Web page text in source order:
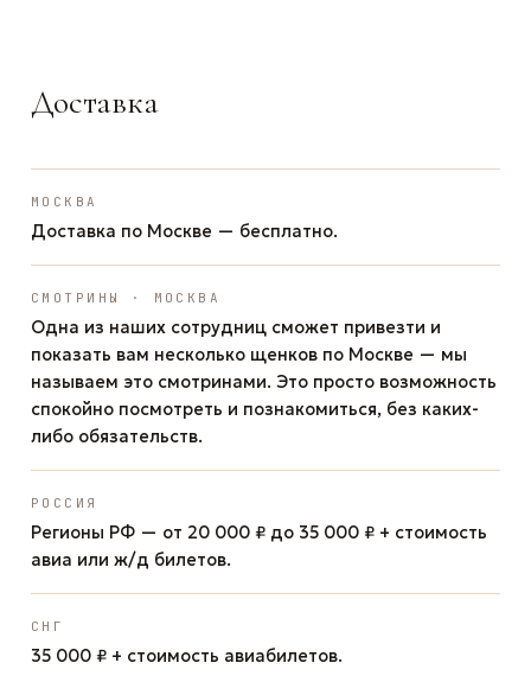
Доставка
МОСКВА
Доставка по Москве — бесплатно.
СМОТРИНЫ · МОСКВА
Одна из наших сотрудниц сможет привезти и
показать вам несколько щенков по Москве — мы
называем это смотринами. Это просто возможность
спокойно посмотреть и познакомиться, без каких-
либо обязательств.
РОССИЯ
Регионы РФ — от 20 000 ₽ до 35 000 ₽ + стоимость
авиа или ж/д билетов.
СНГ
35 000 ₽ + стоимость авиабилетов.